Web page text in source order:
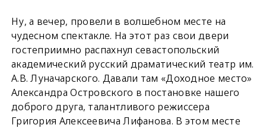
Ну, а вечер, провели в волшебном месте на
чудесном спектакле. На этот раз свои двери
гостеприимно распахнул севастопольский
академический русский драматический театр им.
А.В. Луначарского. Давали там «Доходное место»
Александра Островского в постановке нашего
доброго друга, талантливого режиссера
Григория Алексеевича Лифанова. В этом месте